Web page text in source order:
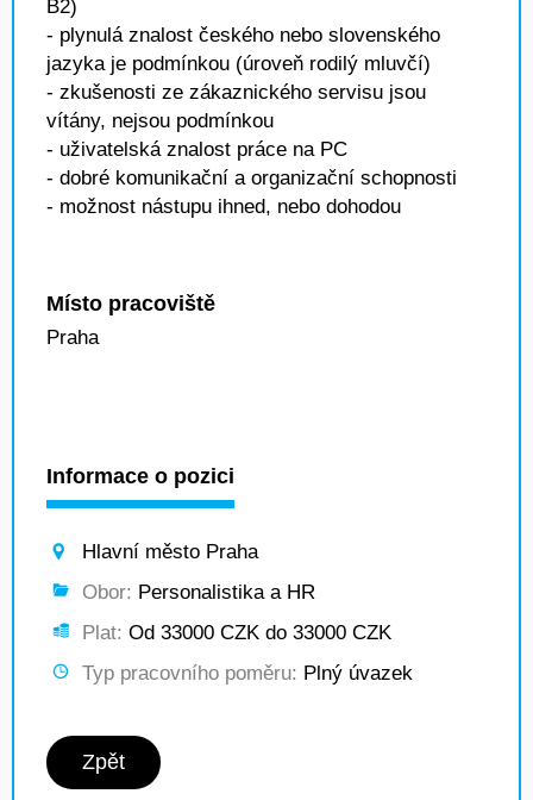
B2)
- plynulá znalost českého nebo slovenského
jazyka je podmínkou (úroveň rodilý mluvčí)
- zkušenosti ze zákaznického servisu jsou
vítány, nejsou podmínkou
- uživatelská znalost práce na PC
- dobré komunikační a organizační schopnosti
- možnost nástupu ihned, nebo dohodou
Místo pracoviště
Praha
Informace o pozici
Hlavní město Praha
Obor: Personalistika a HR
Plat: Od 33000 CZK do 33000 CZK
Typ pracovního poměru: Plný úvazek
Zpět